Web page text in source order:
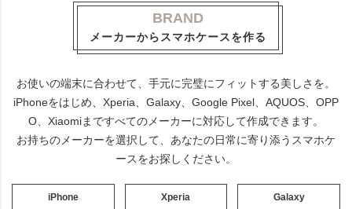
BRAND
メーカーからスマホケースを作る
お使いの端末に合わせて、手元に完璧にフィットする美しさを。
iPhoneをはじめ、Xperia、Galaxy、Google Pixel、AQUOS、OPP
O、Xiaomiまですべてのメーカーに対応して作成できます。
お持ちのメーカーを選択して、あなたの日常に寄り添うスマホケ
ースをお探しください。
iPhone Xperia Galaxy